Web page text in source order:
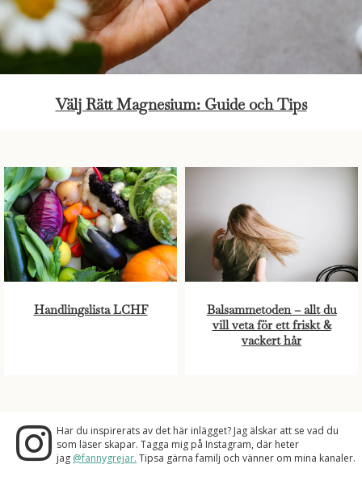
Välj Rätt Magnesium: Guide och Tips
Handlingslista LCHF
Balsammetoden – allt du
vill veta för ett friskt &
vackert hår
Har du inspirerats av det här inlägget? Jag älskar att se vad du
som läser skapar. Tagga mig på Instagram, där heter
jag @fannygrejar. Tipsa gärna familj och vänner om mina kanaler.